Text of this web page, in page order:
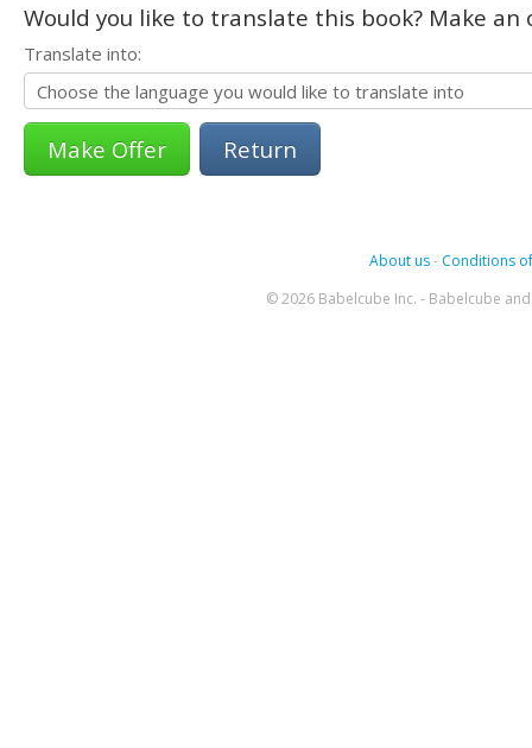
Would you like to translate this book? Make
Translate into:
Return
About us- Conditions
© 2026 Babelcube Inc. - Babelcube